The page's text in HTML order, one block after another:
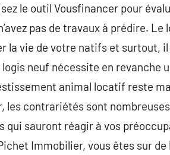
le outil Vousfinancer pour
pas de travaux à prédire.
vie de votre natifs et surtout,
logis neuf nécessite en
animal locatif reste
les contrariétés sont
qui sauront réagir à vos
Immobilier, vous êtes sur